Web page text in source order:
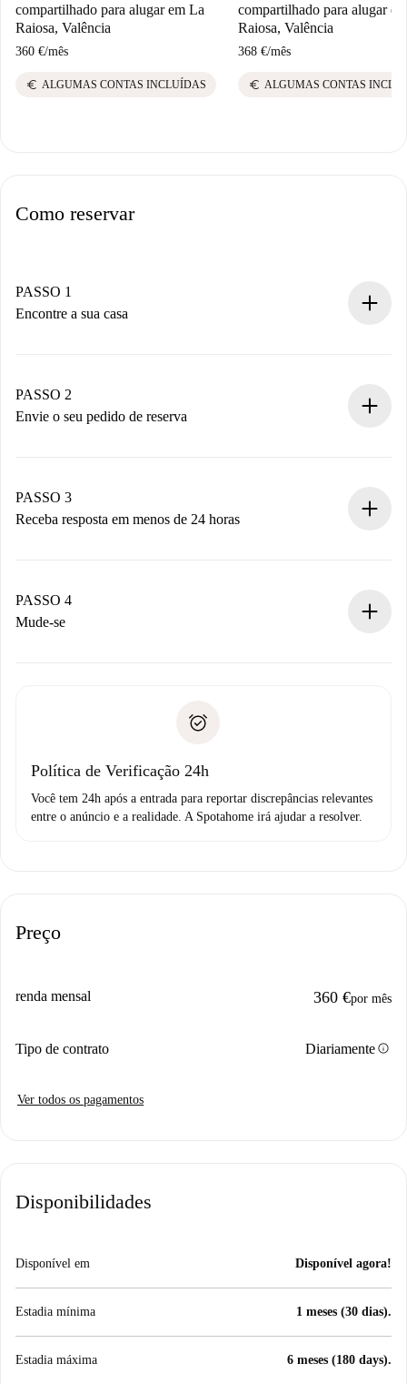
compartilhado para alugar em La
Raiosa, Valência
360 €/mês
euro ALGUMAS CONTAS INCLUÍDAS
compartilhado para alugar
Raiosa, Valência
368 €/mês
euro ALGUMAS CONTAS
Como reservar
PASSO 1
Encontre a sua casa
Você tem todas as informações necessárias
antecipadamente.
PASSO 2
Envie o seu pedido de reserva
Não cobramos nada até que o proprietário confirme.
PASSO 3
Receba resposta em menos de 24 horas
proprietário.
Se recusada: não cobraremos nada e ofereceremos
Débito direto bancário
PASSO 4
Mude-se
não comunicar nenhum problema.
Política de Verificação 24h
Você tem 24h após a entrada para reportar discrepâncias relevantes
entre o anúncio e a realidade. A Spotahome irá ajudar a resolver.
Preço
renda mensal 360 €por mês
Tipo de contrato Diariamenteinfo
Ver todos os pagamentos
Disponibilidades
Disponível em Disponível agora!
Estadia mínima 1 meses (30 dias).
Estadia máxima 6 meses (180 days).